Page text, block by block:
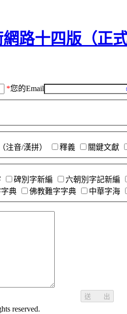
*您的Email
注音/漢拼） 釋義 關鍵文獻
碑別字新編 六朝別字記新編
典 佛教難字字典 中華字海
送 出
reserved.